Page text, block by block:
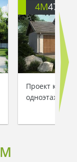
4M476G
Проект